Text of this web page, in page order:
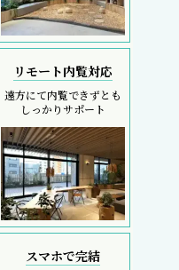
リモート内覧対応
遠方にて内覧できずとも
しっかりサポート
スマホで完結